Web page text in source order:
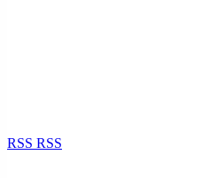
RSS RSS